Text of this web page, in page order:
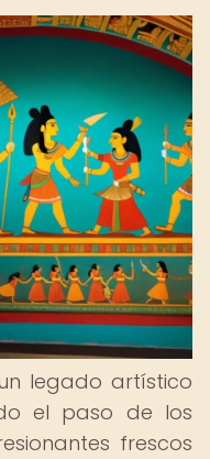
legado artístico
el paso de los
frescos